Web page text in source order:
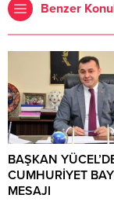
Benzer
BAŞKAN
CUMHURİYET
MESAJI